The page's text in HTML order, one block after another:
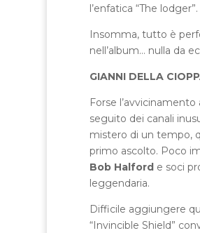
l’enfatica “The lodger”.
Insomma, tutto è
nell’album… nulla da
GIANNI DELLA
Forse
seguito dei canali
mistero di un tempo,
primo ascolto. Poco
Bob Halforde soci
leggendaria.
Difficile aggiungere
“Invincible Shield”